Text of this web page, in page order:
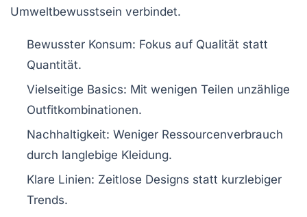
Umweltbewusstsein verbindet.
Bewusster Konsum: Fokus auf Qualität statt
Quantität.
Vielseitige Basics: Mit wenigen Teilen unzählige
Outfitkombinationen.
Nachhaltigkeit: Weniger Ressourcenverbrauch
durch langlebige Kleidung.
Klare Linien: Zeitlose Designs statt kurzlebiger
Trends.